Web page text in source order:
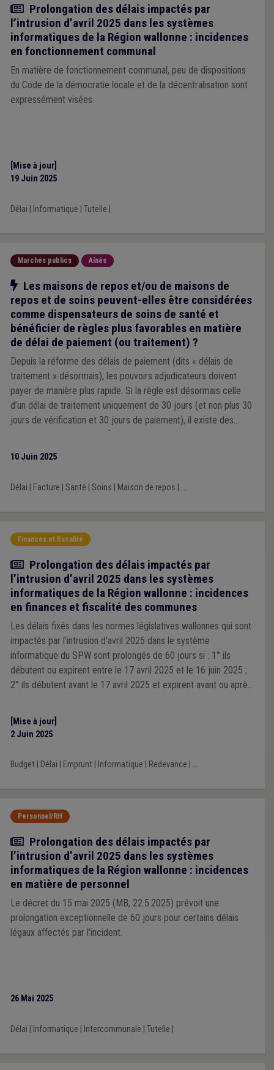
Actualité
Prolongation des délais impactés par
l’intrusion d’avril 2025 dans les systèmes
informatiques de la Région wallonne : incidences
en fonctionnement communal
En matière de fonctionnement communal, peu de dispositions
du Code de la démocratie locale et de la décentralisation sont
expressément visées.
[Mise à jour]
19 Juin 2025
Délai Informatique Tutelle
Marchés publics Aînés
Notre action
Les maisons de repos et/ou de maisons de
repos et de soins peuvent-elles être considérées
comme dispensateurs de soins de santé et
bénéficier de règles plus favorables en matière
de délai de paiement (ou traitement) ?
Depuis la réforme des délais de paiement (dits « délais de
traitement » désormais), les pouvoirs adjudicateurs doivent
payer de manière plus rapide. Si la règle est désormais celle
d’un délai de traitement uniquement de 30 jours (et non plus 30
jours de vérification et 30 jours de paiement), il existe des
10 Juin 2025
Délai Facture Santé Soins Maison de repos ...
Finances et fiscalité
Actualité
Prolongation des délais impactés par
l’intrusion d’avril 2025 dans les systèmes
informatiques de la Région wallonne : incidences
en finances et fiscalité des communes
Les délais fixés dans les normes législatives wallonnes qui sont
impactés par l’intrusion d’avril 2025 dans le système
informatique du SPW sont prolongés de 60 jours si : 1° ils
débutent ou expirent entre le 17 avril 2025 et le 16 juin 2025 ;
2° ils débutent avant le 17 avril 2025 et expirent avant ou après
[Mise à jour]
2 Juin 2025
Budget| Délai Emprunt| Informatique Redevance ...
Personnel/RH
Actualité
Prolongation des délais impactés par
l’intrusion d’avril 2025 dans les systèmes
informatiques de la Région wallonne : incidences
en matière de personnel
Le décret du 15 mai 2025 (MB, 22.5.2025) prévoit une
prolongation exceptionnelle de 60 jours pour certains délais
légaux affectés par l'incident.
26 Mai 2025
Délai Informatique Intercommunale Tutelle